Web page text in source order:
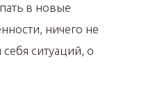
в новые
ничего не
ситуаций, о